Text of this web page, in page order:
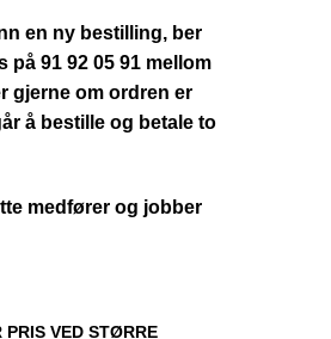
en ny bestilling, ber
på 91 92 05 91 mellom
gjerne om ordren er
å bestille og betale to
medfører og jobber
PRIS VED STØRRE